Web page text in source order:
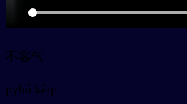
不客气
pybú kèqi